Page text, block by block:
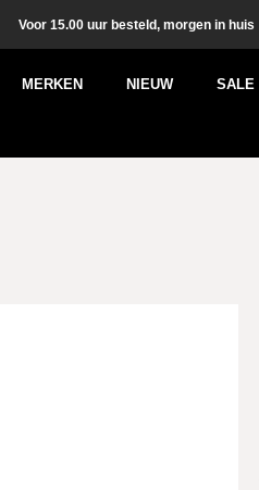
Voor 15.00 uur besteld, morgen in huis
MERKEN NIEUW SALE